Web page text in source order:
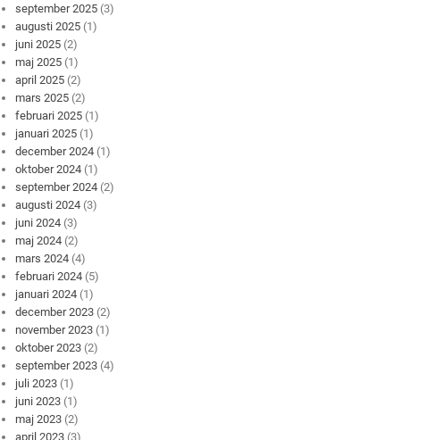
september 2025 (3)
augusti 2025 (1)
juni 2025 (2)
maj 2025 (1)
april 2025 (2)
mars 2025 (2)
februari 2025 (1)
januari 2025 (1)
december 2024 (1)
oktober 2024 (1)
september 2024 (2)
augusti 2024 (3)
juni 2024 (3)
maj 2024 (2)
mars 2024 (4)
februari 2024 (5)
januari 2024 (1)
december 2023 (2)
november 2023 (1)
oktober 2023 (2)
september 2023 (4)
juli 2023 (1)
juni 2023 (1)
maj 2023 (2)
april 2023 (3)